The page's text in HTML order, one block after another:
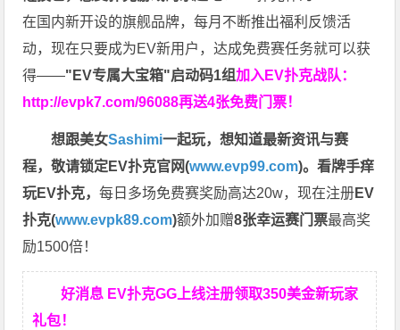
在国内新开设的旗舰品牌，每月不断推出福利反馈活
动，现在只要成为EV新用户，达成免费赛任务就可以获
得——"EV专属大宝箱"启动码1组加入EV扑克战队：
http://evpk7.com/96088再送4张免费门票！
想跟美女Sashimi一起玩，想知道最新资讯与赛
程，敬请锁定EV扑克官网(www.evp99.com)。看牌手痒
玩EV扑克，每日多场免费赛奖励高达20w，现在注册EV
扑克(www.evpk89.com)额外加赠8张幸运赛门票最高奖
励1500倍！
好消息 EV扑克GG上线注册领取350美金新玩家
礼包！